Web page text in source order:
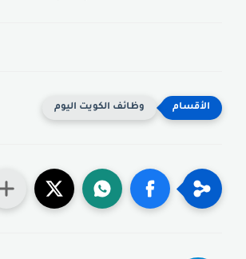
وظائف الكويت اليوم